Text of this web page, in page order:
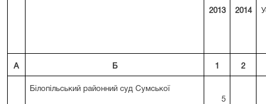
2013 2014
А Б 1 2
Білопільський районний суд Сумської
5